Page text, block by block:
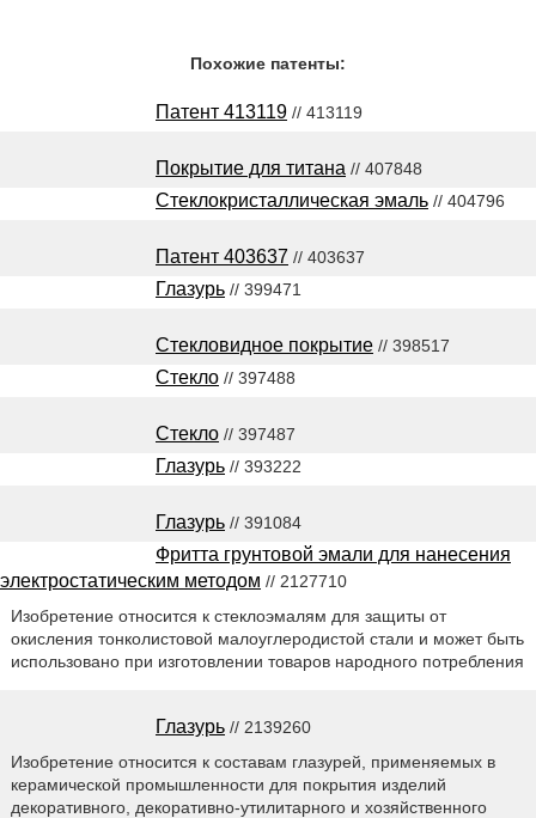
Похожие патенты:
Патент 413119 // 413119
Покрытие для титана // 407848
Стеклокристаллическая эмаль // 404796
Патент 403637 // 403637
Глазурь // 399471
Стекловидное покрытие // 398517
Стекло // 397488
Стекло // 397487
Глазурь // 393222
Глазурь // 391084
Фритта грунтовой эмали для нанесения
электростатическим методом // 2127710
Изобретение относится к стеклоэмалям для защиты от
окисления тонколистовой малоуглеродистой стали и может быть
использовано при изготовлении товаров народного потребления
Глазурь // 2139260
Изобретение относится к составам глазурей, применяемых в
керамической промышленности для покрытия изделий
декоративного, декоративно-утилитарного и хозяйственного